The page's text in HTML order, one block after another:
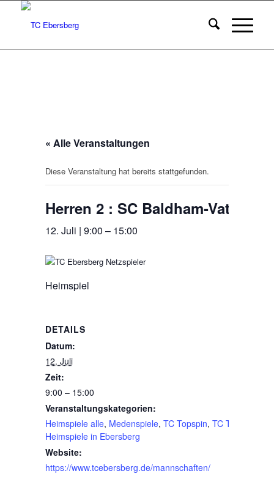
« Alle Veranstaltungen
Diese Veranstaltung hat bereits stattgefunden.
Herren 2 : SC Baldham-
12. Juli | 9:00 – 15:00
Heimspiel
DETAILS
Datum:
12. Juli
Zeit:
9:00 – 15:00
Veranstaltungskategorien:
Heimspiele alle, Medenspiele, TC Topspin, TC Topspin-
Heimspiele in Ebersberg
Website:
https://www.tcebersberg.de/mannschaften/